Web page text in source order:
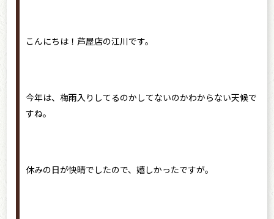
こんにちは！芦屋店の江川です。
今年は、梅雨入りしてるのかしてないのかわからない天候で
すね。
休みの日が快晴でしたので、嬉しかったですが。